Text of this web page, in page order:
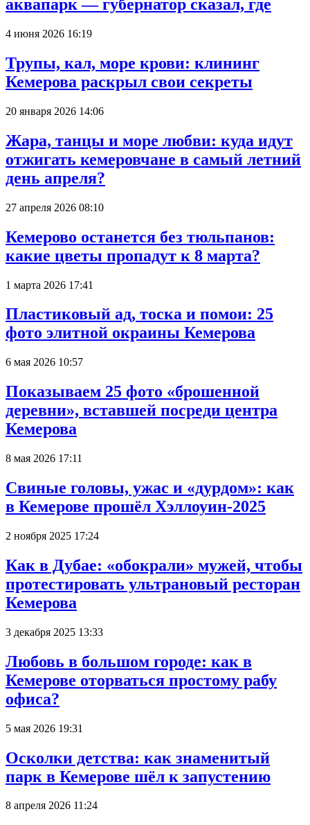
аквапарк — губернатор сказал, где
4 июня 2026 16:19
Трупы, кал, море крови: клининг
Кемерова раскрыл свои секреты
20 января 2026 14:06
Жара, танцы и море любви: куда идут
отжигать кемеровчане в самый летний
день апреля?
27 апреля 2026 08:10
Кемерово останется без тюльпанов:
какие цветы пропадут к 8 марта?
1 марта 2026 17:41
Пластиковый ад, тоска и помои: 25
фото элитной окраины Кемерова
6 мая 2026 10:57
Показываем 25 фото «брошенной
деревни», вставшей посреди центра
Кемерова
8 мая 2026 17:11
Свиные головы, ужас и «дурдом»: как
в Кемерове прошёл Хэллоуин-2025
2 ноября 2025 17:24
Как в Дубае: «обокрали» мужей, чтобы
протестировать ультрановый ресторан
Кемерова
3 декабря 2025 13:33
Любовь в большом городе: как в
Кемерове оторваться простому рабу
офиса?
5 мая 2026 19:31
Осколки детства: как знаменитый
парк в Кемерове шёл к запустению
8 апреля 2026 11:24